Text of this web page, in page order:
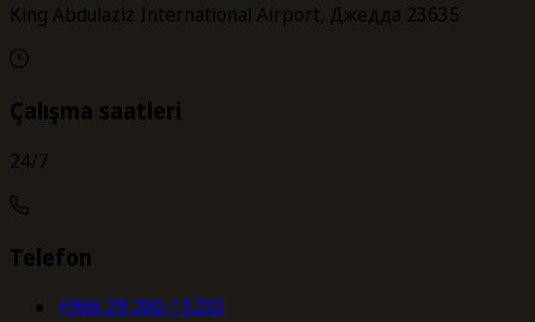
King Abdulaziz International Airport, Джедда 23635
Çalışma saatleri
24/7
Telefon
+966 29 200-11233